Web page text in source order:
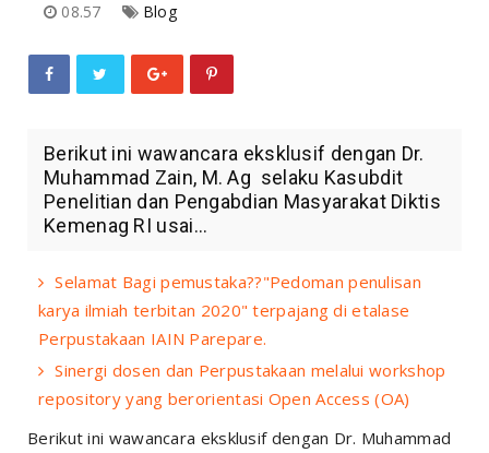
08.57 Blog
Berikut ini wawancara eksklusif dengan Dr.
Muhammad Zain, M. Ag selaku Kasubdit
Penelitian dan Pengabdian Masyarakat Diktis
Kemenag RI usai...
Selamat Bagi pemustaka??"Pedoman penulisan
karya ilmiah terbitan 2020" terpajang di etalase
Perpustakaan IAIN Parepare.
Sinergi dosen dan Perpustakaan melalui workshop
repository yang berorientasi Open Access (OA)
Berikut ini wawancara eksklusif dengan Dr. Muhammad